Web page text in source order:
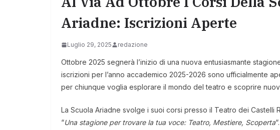
Ariadne: Iscrizioni Aperte
Luglio 29, 2025 redazione
Ottobre 2025 segnerà l’inizio di una nuova entusiasmante
iscrizioni per l’anno accademico 2025-2026 sono ufficialmente
per chiunque voglia esplorare il mondo del teatro e scoprire
La Scuola Ariadne svolge i suoi corsi presso il Teatro dei Castelli
“Una stagione per trovare la tua voce: Teatro, Mestiere, Scoperta